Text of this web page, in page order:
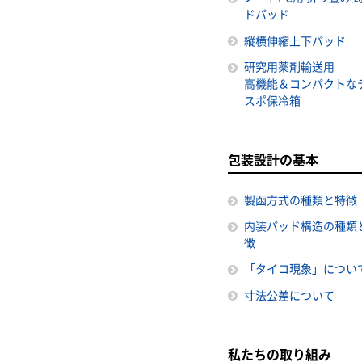
ドパッド
縦横伸縮上下パッド
研究用薬剤輸送用
高機能＆コンパクトな
スポ保冷箱
包装設計の基本
製函方式の種類と特徴
内装パッド構造の種類
徴
「タイコ現象」につい
寸法公差について
私たちの取り組み